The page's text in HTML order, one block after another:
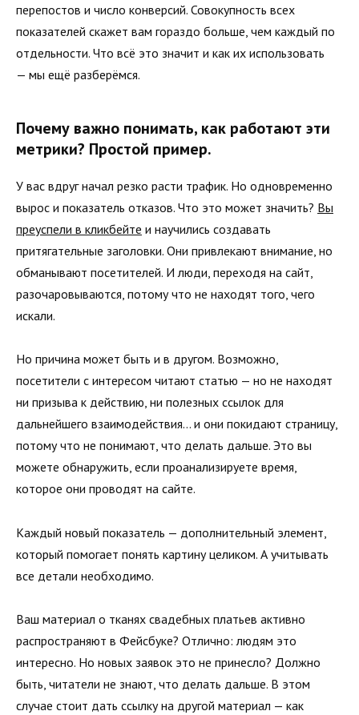
перепостов и число конверсий. Совокупность всех
показателей скажет вам гораздо больше, чем каждый по
отдельности. Что всё это значит и как их использовать
— мы ещё разберёмся.
Почему важно понимать, как работают эти
метрики? Простой пример.
У вас вдруг начал резко расти трафик. Но одновременно
вырос и показатель отказов. Что это может значить? Вы
преуспели в кликбейте и научились создавать
притягательные заголовки. Они привлекают внимание, но
обманывают посетителей. И люди, переходя на сайт,
разочаровываются, потому что не находят того, чего
искали.
Но причина может быть и в другом. Возможно,
посетители с интересом читают статью — но не находят
ни призыва к действию, ни полезных ссылок для
дальнейшего взаимодействия… и они покидают страницу,
потому что не понимают, что делать дальше. Это вы
можете обнаружить, если проанализируете время,
которое они проводят на сайте.
Каждый новый показатель — дополнительный элемент,
который помогает понять картину целиком. А учитывать
все детали необходимо.
Ваш материал о тканях свадебных платьев активно
распространяют в Фейсбуке? Отлично: людям это
интересно. Но новых заявок это не принесло? Должно
быть, читатели не знают, что делать дальше. В этом
случае стоит дать ссылку на другой материал — как